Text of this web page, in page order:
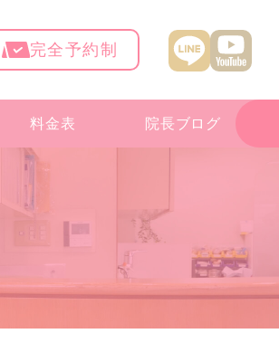
完全予約制
料金表 院長ブログ